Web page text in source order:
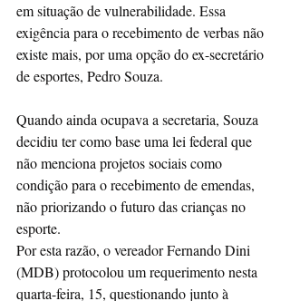
em situação de vulnerabilidade. Essa
exigência para o recebimento de verbas não
existe mais, por uma opção do ex-secretário
de esportes, Pedro Souza.
Quando ainda ocupava a secretaria, Souza
decidiu ter como base uma lei federal que
não menciona projetos sociais como
condição para o recebimento de emendas,
não priorizando o futuro das crianças no
esporte.
Por esta razão, o vereador Fernando Dini
(MDB) protocolou um requerimento nesta
quarta-feira, 15, questionando junto à